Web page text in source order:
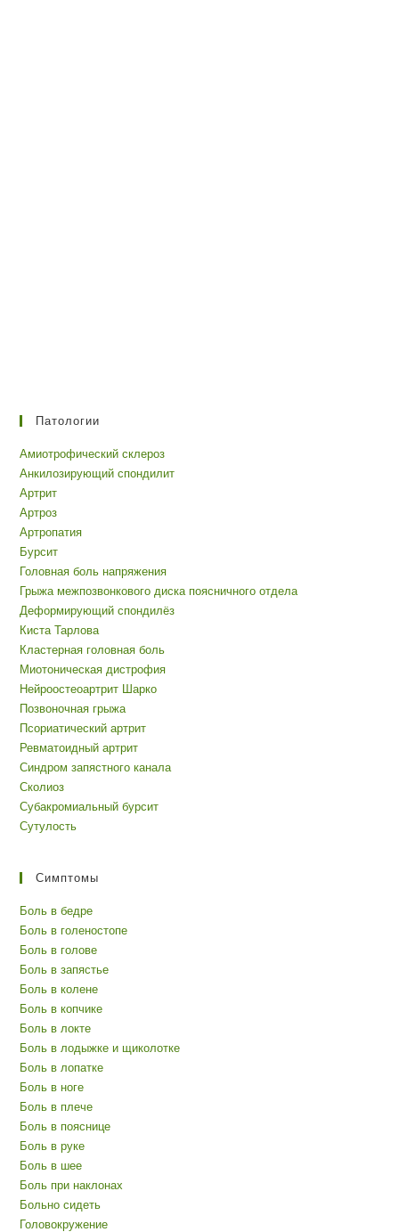
Патологии
Амиотрофический склероз
Анкилозирующий спондилит
Артрит
Артроз
Артропатия
Бурсит
Головная боль напряжения
Грыжа межпозвонкового диска поясничного отдела
Деформирующий спондилёз
Киста Тарлова
Кластерная головная боль
Миотоническая дистрофия
Нейроостеоартрит Шарко
Позвоночная грыжа
Псориатический артрит
Ревматоидный артрит
Синдром запястного канала
Сколиоз
Субакромиальный бурсит
Сутулость
Симптомы
Боль в бедре
Боль в голеностопе
Боль в голове
Боль в запястье
Боль в колене
Боль в копчике
Боль в локте
Боль в лодыжке и щиколотке
Боль в лопатке
Боль в ноге
Боль в плече
Боль в пояснице
Боль в руке
Боль в шее
Боль при наклонах
Больно сидеть
Головокружение